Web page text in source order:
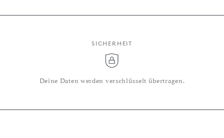
SICHERHEIT
Deine Daten werden verschlüsselt übertragen.